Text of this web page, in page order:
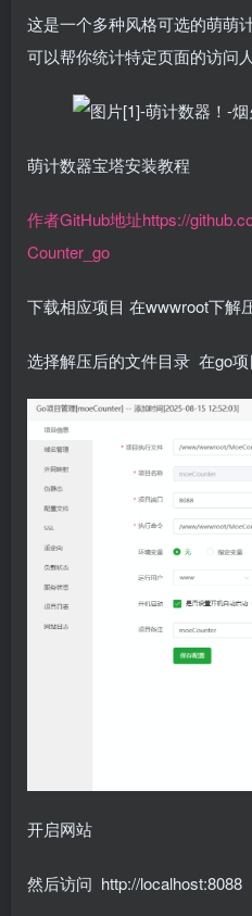
这是一个多种风格可选的萌萌
可以帮你统计特定页面的访问
萌计数器宝塔安装教程
作者GitHub地址https://
Counter_go
下载相应项目 在wwwroot下解
选择解压后的文件目录 在go项
开启网站
然后访问 http://localhost:8088